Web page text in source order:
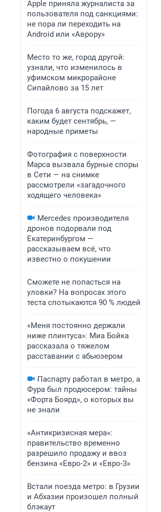
Apple приняла журналиста за
пользователя под санкциями:
не пора ли переходить на
Android или «Аврору»
Место то же, город другой:
узнали, что изменилось в
уфимском микрорайоне
Сипайлово за 15 лет
Погода 6 августа подскажет,
каким будет сентябрь, —
народные приметы
Фотография с поверхности
Марса вызвала бурные споры
в Сети — на снимке
рассмотрели «загадочного
ходящего человека»
Mercedes производителя
дронов подорвали под
Екатеринбургом —
рассказываем всё, что
известно о покушении
Сможете не попасться на
уловки? На вопросах этого
теста спотыкаются 90 % людей
«Меня постоянно держали
ниже плинтуса»: Миа Бойка
рассказала о тяжелом
расставании с абьюзером
Паспарту работал в метро, а
Фура был продюсером: тайны
«Форта Боярд», о которых вы
не знали
«Антикризисная мера»:
правительство временно
разрешило продажу и ввоз
бензина «Евро-2» и «Евро-3»
Встали поезда метро: в Грузии
и Абхазии произошел полный
блэкаут